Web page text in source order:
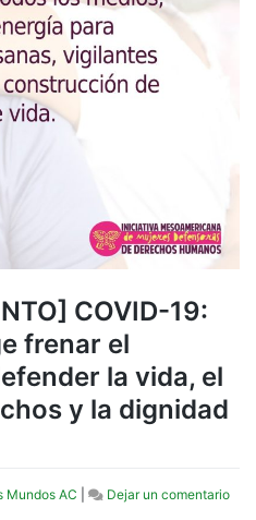
COVID-19:
frenar el
la vida, el
y la dignidad
Mundos AC Dejar un comentarioen